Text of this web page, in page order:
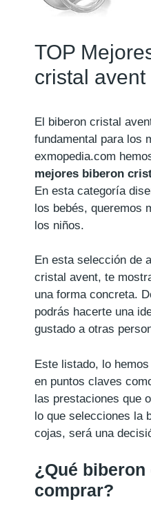
TOP
cristal avent
El biberon cristal
fundamental para los
exmopedia.com
mejores biberon
En esta categoría
los bebés, queremos
los niños.
En esta selección de
cristal avent, te
una forma concreta.
podrás hacerte una
gustado a otras
Este listado, lo
en puntos claves
las prestaciones que
lo que selecciones la
cojas, será una
¿Qué
comprar?